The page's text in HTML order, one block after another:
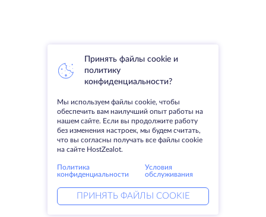
Принять файлы cookie и
политику
конфиденциальности?
Мы используем файлы cookie, чтобы
обеспечить вам наилучший опыт работы на
нашем сайте. Если вы продолжите работу
без изменения настроек, мы будем считать,
что вы согласны получать все файлы cookie
на сайте HostZealot.
Политика
конфиденциальности
Условия
обслуживания
ПРИНЯТЬ ФАЙЛЫ COOKIE